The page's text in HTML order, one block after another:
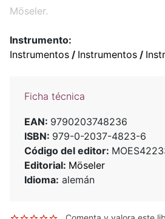
Möseler.
Instrumento:
Instrumentos / Instrumentos /
Ficha técnica
EAN: 9790203748236
ISBN: 979-0-2037-4823-6
Código del editor:
Editorial: Möseler
Idioma: alemán